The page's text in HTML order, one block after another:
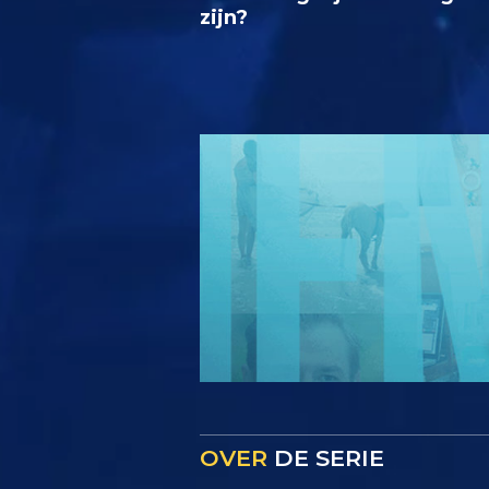
zijn?
OVER DE SERIE